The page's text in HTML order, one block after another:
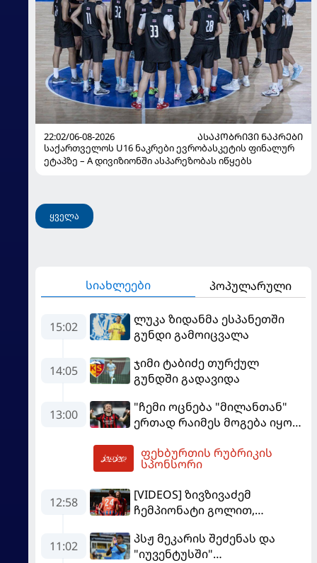
22:02/06-08-2026
ᲐᲡᲐᲙᲝᲑᲠᲘᲕᲘ ᲜᲐᲙᲠᲔᲑᲘ
საქართველოს U16 ნაკრები ევრობასკეტის ფინალურ
ეტაპზე – A დივიზიონში ასპარეზობას იწყებს
ყველა
სიახლეები პოპულარული
15:02
ლუკა ზიდანმა ესპანეთში
გუნდი გამოიცვალა
14:05
ჯიმი ტაბიძე თურქულ
გუნდში გადავიდა
13:00
"ჩემი ოცნება "მილანთან"
ერთად რაიმეს მოგება იყო" -
თავის მისიაზე ისაუბრა
ფეხბურთის რუბრიკის
სპონსორი
12:58
[VIDEOS] ზივზივაძემ
ჩემპიონატი გოლით,
გამარჯვებით დაიწყო
11:02
პსჟ მეკარის შეძენას და
"იუვენტუსში"